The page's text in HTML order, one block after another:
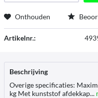
Onthouden
Artikelnr.:
Beschrijving
Overige specificaties:
kg Met kunststof afdekkap...